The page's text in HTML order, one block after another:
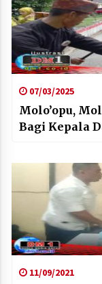
07/03/2025
Molo’opu,
Bagi Kepala
11/09/2021